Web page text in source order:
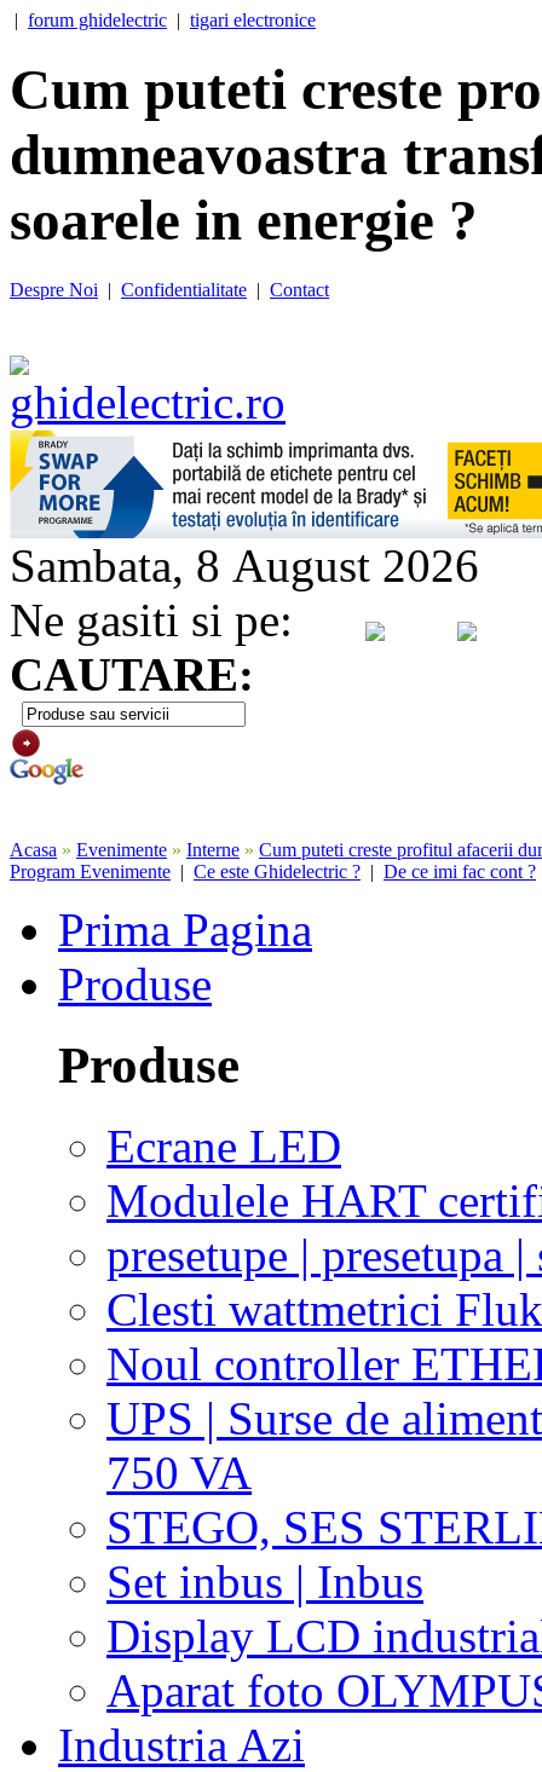
| forum ghidelectric | tigari electronice
Cum puteti creste
dumneavoastra
soarele in energie ?
Despre Noi | Confidentialitate | Contact
Sambata, 8 August 2026
Ne gasiti si pe:
CAUTARE:
Acasa » Evenimente » Interne » Cum puteti creste profitul afacerii
Program Evenimente | Ce este Ghidelectric ? | De ce imi fac cont ?
Prima Pagina
Produse
Produse
Ecrane LED
Modulele HART
presetupe | presetupa |
Clesti wattmetrici
Noul controller
UPS | Surse de
750 VA
STEGO, SES
Set inbus | Inbus
Display LCD
Aparat foto
Industria Azi